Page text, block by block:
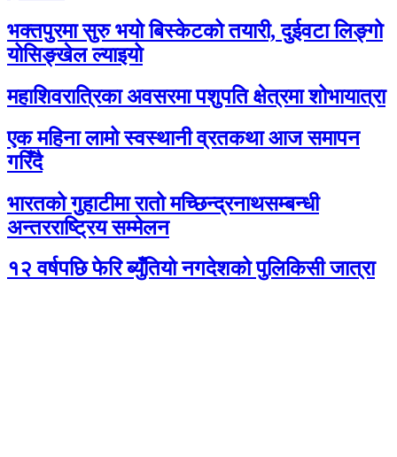
भक्तपुरमा सुरु भयो बिस्केटको तयारी, दुईवटा लिङ्गो
योसिङ्खेल ल्याइयो
महाशिवरात्रिका अवसरमा पशुपति क्षेत्रमा शोभायात्रा
एक महिना लामो स्वस्थानी व्रतकथा आज समापन
गरिँदै
भारतको गुहाटीमा रातो मच्छिन्द्रनाथसम्बन्धी
अन्तरराष्ट्रिय सम्मेलन
१२ वर्षपछि फेरि ब्युँतियो नगदेशको पुलिकिसी जात्रा